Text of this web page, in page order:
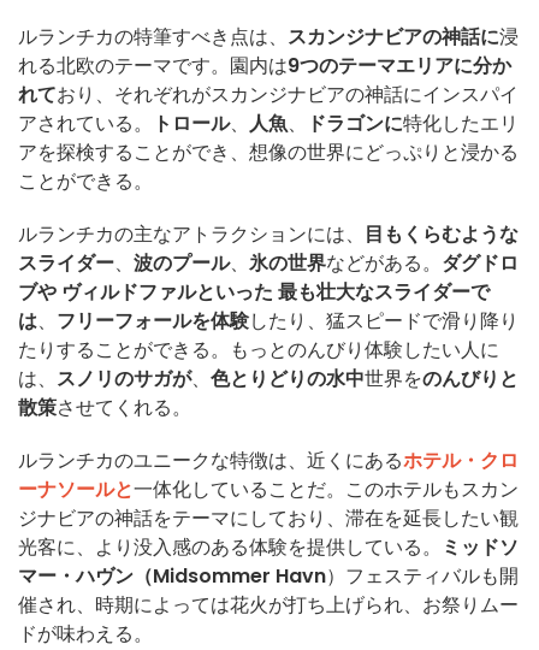
ルランチカの特筆すべき点は、 スカンジナビアの神話に浸
れる北欧のテーマです。園内は9つのテーマエリアに分か
れており、それぞれがスカンジナビアの神話にインスパイ
アされている。
トロール、 人魚、 ドラゴンに特化したエリ
アを探検することができ、想像の世界にどっぷりと浸かる
ことができる。
ルランチカの主なアトラクションには、 目もくらむような
スライダー、 波のプール、 氷の世界などがある。 ダグドロ
ブや ヴィルドファルといった 最も壮大なスライダーで
は、 フリーフォールを体験したり、猛スピードで滑り降り
たりすることができる。もっとのんびり体験したい人に
は、 スノリのサガが、 色とりどりの水中世界をのんびりと
散策させてくれる。
ルランチカのユニークな特徴は、近くにあるホテル・クロ
ーナソールと一体化していることだ。このホテルもスカン
ジナビアの神話をテーマにしており、滞在を延長したい観
光客に、より没入感のある体験を提供している。
ミッドソ
マー・ハヴン（Midsommer Havn）フェスティバルも開
催され、時期によっては花火が打ち上げられ、お祭りムー
ドが味わえる。